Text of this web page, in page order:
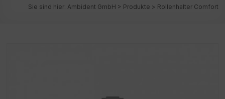
Sie sind hier: Ambident GmbH > Produkte > Rollenhalter Comfort